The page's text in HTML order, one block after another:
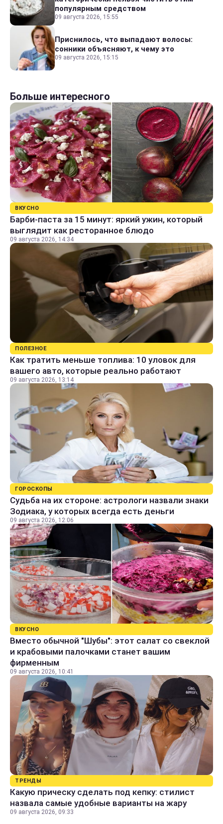
популярным средством
09 августа 2026, 15:55
Приснилось, что выпадают волосы:
сонники объясняют, к чему это
09 августа 2026, 15:15
Больше интересного
ВКУСНО
Барби-паста за 15 минут: яркий ужин, который
выглядит как ресторанное блюдо
09 августа 2026, 14:34
ПОЛЕЗНОЕ
Как тратить меньше топлива: 10 уловок для
вашего авто, которые реально работают
09 августа 2026, 13:14
ГОРОСКОПЫ
Судьба на их стороне: астрологи назвали знаки
Зодиака, у которых всегда есть деньги
09 августа 2026, 12:06
ВКУСНО
Вместо обычной "Шубы": этот салат со свеклой
и крабовыми палочками станет вашим
фирменным
09 августа 2026, 10:41
ТРЕНДЫ
Какую прическу сделать под кепку: стилист
назвала самые удобные варианты на жару
09 августа 2026, 09:33